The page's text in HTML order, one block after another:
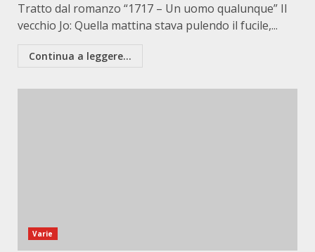
Tratto dal romanzo “1717 – Un uomo qualunque” Il
vecchio Jo: Quella mattina stava pulendo il fucile,...
Continua a leggere...
Varie